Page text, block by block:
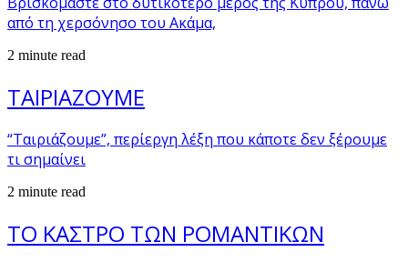
από τη χερσόνησο του Ακάμα,
2 minute read
ΤΑΙΡΙΑΖΟΥΜΕ
“Ταιριάζουμε”, περίεργη λέξη που κάποτε δεν ξέρουμε
τι σημαίνει
2 minute read
ΤΟ ΚΑΣΤΡΟ ΤΩΝ ΡΟΜΑΝΤΙΚΩΝ